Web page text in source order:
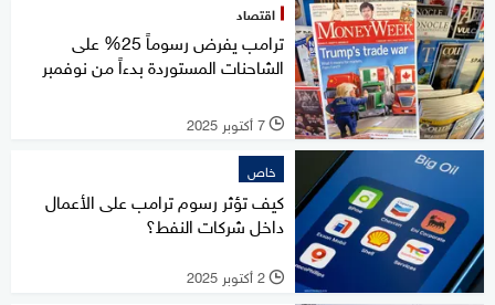
اقتصاد
ترامب يفرض رسوماً 25% على
الشاحنات المستوردة بدءاً من نوفمبر
l 7 أكتوبر 2025
خاص
كيف تؤثر رسوم ترامب على الأعمال
داخل شركات النفط؟
l 2 أكتوبر 2025